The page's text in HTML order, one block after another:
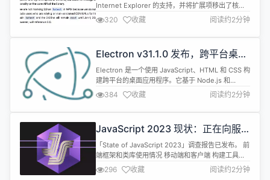
Internet Explorer 的支持，并将扩展项移出了核心
仓库，这样每个扩展都可以按照自己的节奏发布更新
了。新版本还删除了一些已弃用的属性，并将 HTTP
DELETE 请求更改为使用参数。 htmx 2.0 还加入了
内容替换现有...
320 收藏 阅读约2分钟
Electron v31.1.0 发布，跨平台桌面
应用开发工具
Electron 是一个使用 JavaScript、HTML 和 CSS 构
建跨平台的桌面应用程序。它基于 Node.js 和
Chromium，被 Atom 编辑器和许多其他应用程序使
用。Electron 兼容 Mac、Windows 和 Linux，可
以构建出三个平台的应用程序。 Electron v31.1.0更
384 收藏 阅读约2分钟
JavaScript 2023 现状：正在向服
务器端转移、TypeScript 更受开发
者喜爱
「State of JavaScript 2023」调查报告已发布。 前
端框架和类库使用情况 移动端和客户端 构建工具
（编译和打包代码） 工具类库 JavaScript 运行时
JavaScript 与 TypeScript 使用情况 Theo Browne
296 收藏 阅读约2分钟